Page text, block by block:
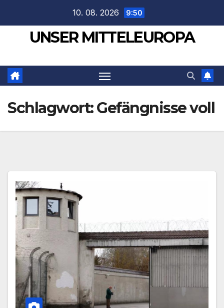
springen
10. 08. 2026 9:50
UNSER MITTELEUROPA
Schlagwort:Gefängnisse voll